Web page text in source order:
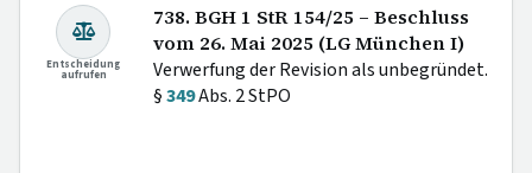
Entscheidung
aufrufen
738. BGH 1 StR 154/25 – Beschluss
vom 26. Mai 2025 (LG München I)
Verwerfung der Revision als unbegründet.
§349Abs. 2 StPO